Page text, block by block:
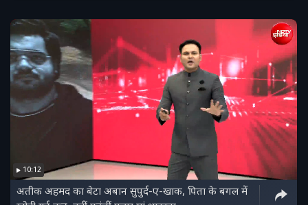
10:12
अतीक अहमद का बेटा अबान सुपुर्द-ए-खाक, पिता के बगल में